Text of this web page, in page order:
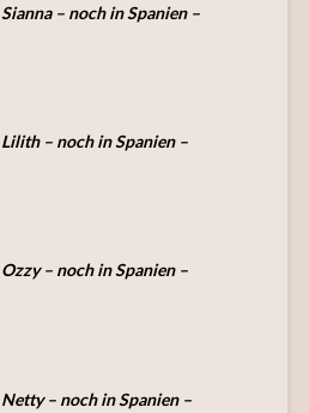
Sianna – noch in Spanien –
Lilith – noch in Spanien –
Ozzy – noch in Spanien –
Netty – noch in Spanien –